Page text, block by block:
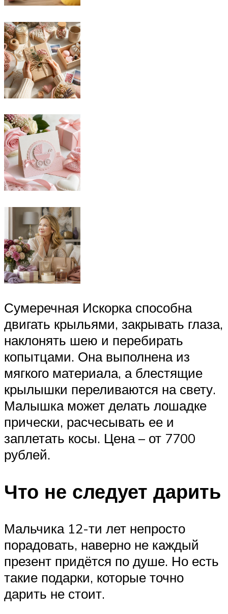
Сумеречная Искорка способна
двигать крыльями, закрывать глаза,
наклонять шею и перебирать
копытцами. Она выполнена из
мягкого материала, а блестящие
крылышки переливаются на свету.
Малышка может делать лошадке
прически, расчесывать ее и
заплетать косы. Цена – от 7700
рублей.
Что не следует дарить
Мальчика 12-ти лет непросто
порадовать, наверно не каждый
презент придётся по душе. Но есть
такие подарки, которые точно
дарить не стоит.